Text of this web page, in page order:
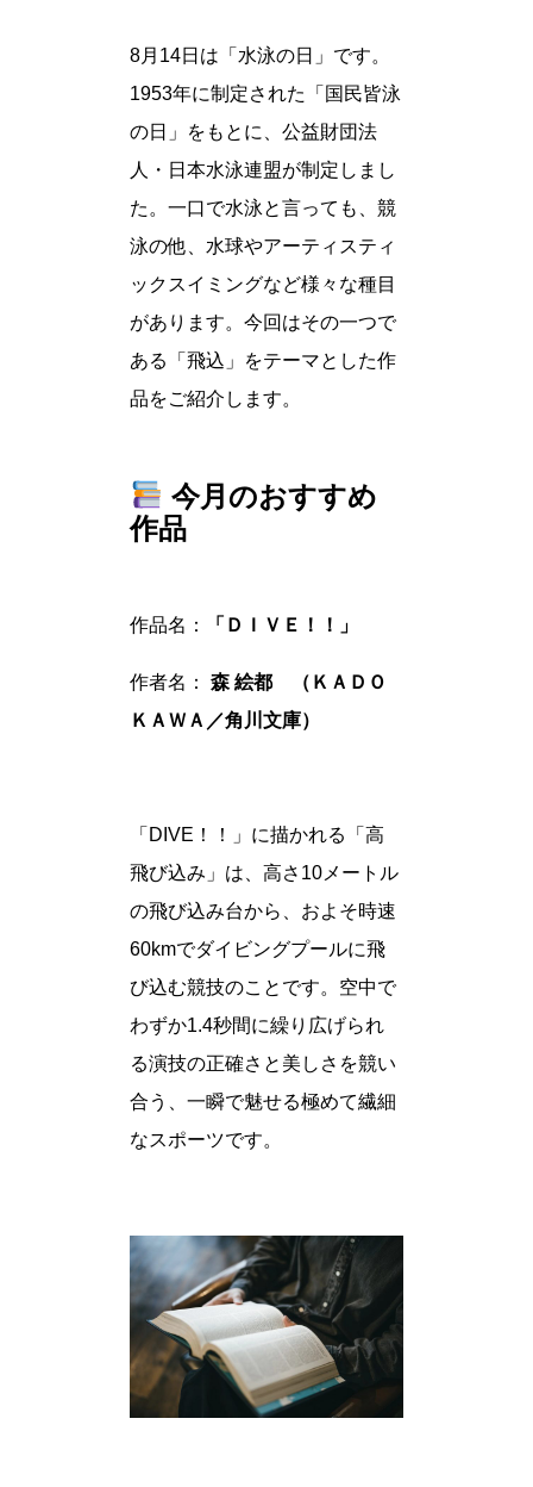
8月14日は「水泳の日」です。
1953年に制定された「国民皆泳
の日」をもとに、公益財団法
人・日本水泳連盟が制定しまし
た。一口で水泳と言っても、競
泳の他、水球やアーティスティ
ックスイミングなど様々な種目
があります。今回はその一つで
ある「飛込」をテーマとした作
品をご紹介します。
今月のおすすめ
作品
作品名： 「ＤＩＶＥ！！」
作者名：
森 絵都 （ＫＡＤＯ
ＫＡＷＡ／角川文庫）
「DIVE！！」に描かれる「高
飛び込み」は、高さ10メートル
の飛び込み台から、およそ時速
60kmでダイビングプールに飛
び込む競技のことです。空中で
わずか1.4秒間に繰り広げられ
る演技の正確さと美しさを競い
合う、一瞬で魅せる極めて繊細
なスポーツです。